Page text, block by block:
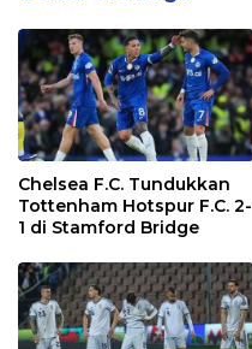
Chelsea F.C. Tundukkan
Tottenham Hotspur F.C. 2-
1 di Stamford Bridge